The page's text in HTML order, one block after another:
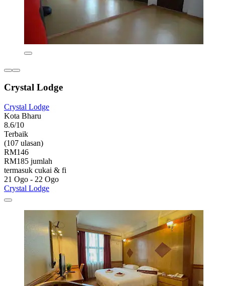
Crystal Lodge
Crystal Lodge
Kota Bharu
8.6/10
Terbaik
(107 ulasan)
RM146
RM185 jumlah
termasuk cukai & fi
21 Ogo - 22 Ogo
Crystal Lodge